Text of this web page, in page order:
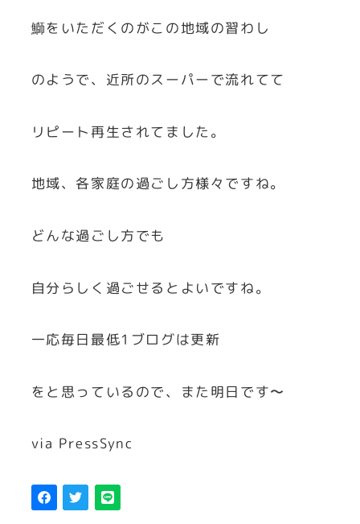
鰤をいただくのがこの地域の習わし
のようで、近所のスーパーで流れてて
リピート再生されてました。
地域、各家庭の過ごし方様々ですね。
どんな過ごし方でも
自分らしく過ごせるとよいですね。
一応毎日最低1ブログは更新
をと思っているので、また明日です〜
via PressSync